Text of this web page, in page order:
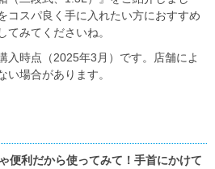
コスパ良く手に入れたい方におすすめ
てみてくださいね。
入時点（2025年3月）です。店舗によ
い場合があります。
便利だから使ってみて！手首にかけて